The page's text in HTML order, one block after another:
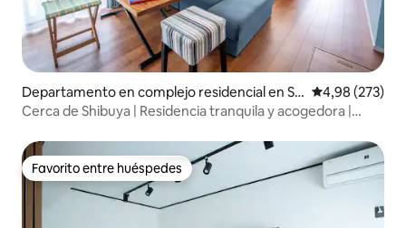
Departamento en complejo residencial en Se
tagaya
Calificación
4,98 (273)
Cerca de Shibuya | Residencia tranquila y acogedora |
Favorito entre huéspedes
Favorito entre huéspedes